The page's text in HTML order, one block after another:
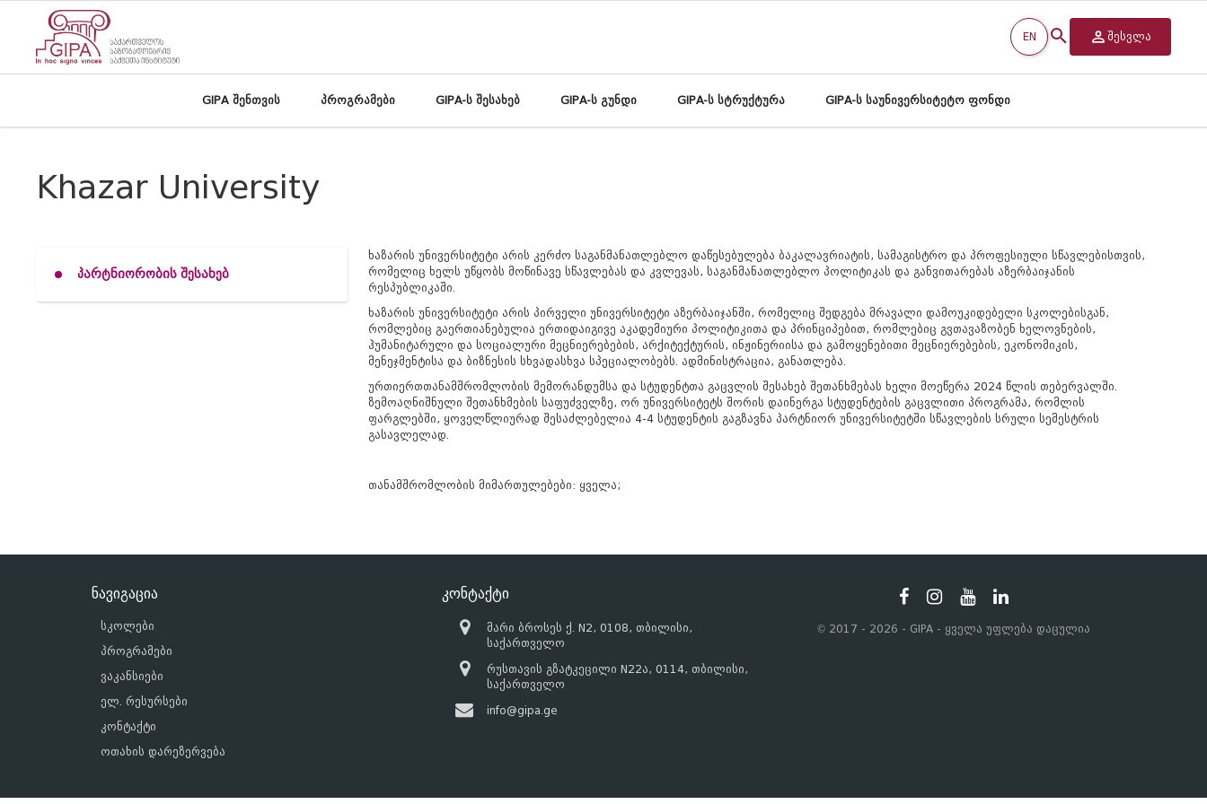
EN შესვლა
GIPA შენთვის პროგრამები GIPA-ს შესახებ GIPA-ს გუნდი GIPA-ს სტრუქტურა GIPA-ს საუნივერსიტეტო ფონდი
Khazar University
პარტნიორობის შესახებ
ხაზარის უნივერსიტეტი არის კერძო საგანმანათლებლო დაწესებულება ბაკალავრიატის, სამაგისტრო და პროფესიული სწავლებისთვის,
რომელიც ხელს უწყობს მოწინავე სწავლებას და კვლევას, საგანმანათლებლო პოლიტიკას და განვითარებას აზერბაიჯანის
რესპუბლიკაში.
ხაზარის უნივერსიტეტი არის პირველი უნივერსიტეტი აზერბაიჯანში, რომელიც შედგება მრავალი დამოუკიდებელი სკოლებისგან,
რომლებიც გაერთიანებულია ერთიდაიგივე აკადემიური პოლიტიკითა და პრინციპებით, რომლებიც გვთავაზობენ ხელოვნების,
ჰუმანიტარული და სოციალური მეცნიერებების, არქიტექტურის, ინჟინერიისა და გამოყენებითი მეცნიერებების, ეკონომიკის,
მენეჯმენტისა და ბიზნესის სხვადასხვა სპეციალობებს. ადმინისტრაცია, განათლება.
ურთიერთთანამშრომლობის მემორანდუმსა და სტუდენტთა გაცვლის შესახებ შეთანხმებას ხელი მოეწერა 2024 წლის თებერვალში.
ზემოაღნიშნული შეთანხმების საფუძველზე, ორ უნივერსიტეტს შორის დაინერგა სტუდენტების გაცვლითი პროგრამა, რომლის
ფარგლებში, ყოველწლიურად შესაძლებელია 4-4 სტუდენტის გაგზავნა პარტნიორ უნივერსიტეტში სწავლების სრული სემესტრის
გასავლელად.
თანამშრომლობის მიმართულებები: ყველა;
ნავიგაცია
სკოლები
პროგრამები
ვაკანსიები
ელ. რესურსები
კონტაქტი
ოთახის დარეზერვება
კონტაქტი
მარი ბროსეს ქ. N2, 0108, თბილისი,
საქართველო
რუსთავის გზატკეცილი N22ა, 0114, თბილისი,
საქართველო
info@gipa.ge
© 2017 - 2026 - GIPA - ყველა უფლება დაცულია